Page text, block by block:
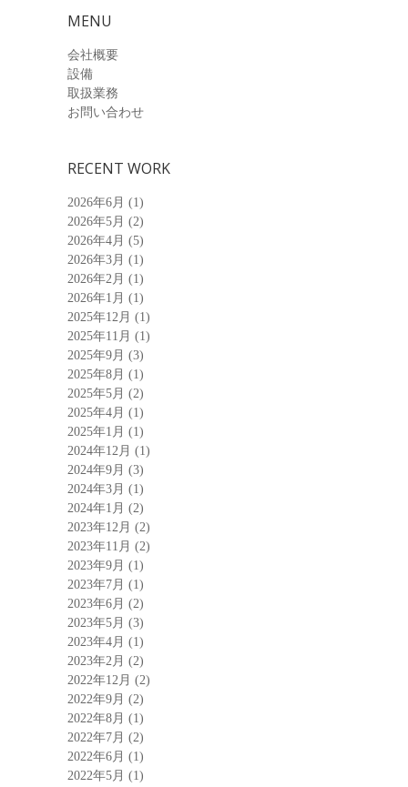
MENU
会社概要
設備
取扱業務
お問い合わせ
RECENT WORK
2026年6月 (1)
2026年5月 (2)
2026年4月 (5)
2026年3月 (1)
2026年2月 (1)
2026年1月 (1)
2025年12月 (1)
2025年11月 (1)
2025年9月 (3)
2025年8月 (1)
2025年5月 (2)
2025年4月 (1)
2025年1月 (1)
2024年12月 (1)
2024年9月 (3)
2024年3月 (1)
2024年1月 (2)
2023年12月 (2)
2023年11月 (2)
2023年9月 (1)
2023年7月 (1)
2023年6月 (2)
2023年5月 (3)
2023年4月 (1)
2023年2月 (2)
2022年12月 (2)
2022年9月 (2)
2022年8月 (1)
2022年7月 (2)
2022年6月 (1)
2022年5月 (1)